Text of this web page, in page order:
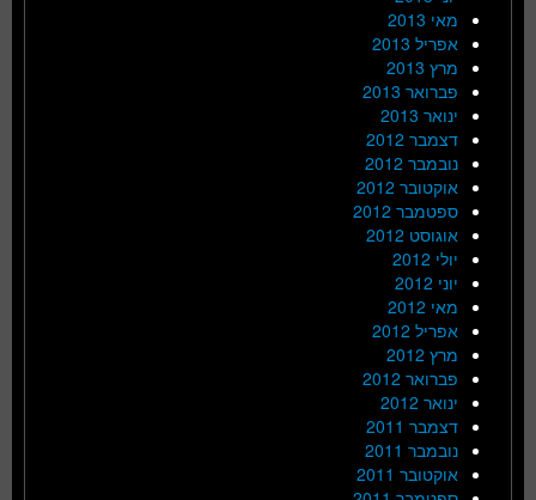
מאי 2013
אפריל 2013
מרץ 2013
פברואר 2013
ינואר 2013
דצמבר 2012
נובמבר 2012
אוקטובר 2012
ספטמבר 2012
אוגוסט 2012
יולי 2012
יוני 2012
מאי 2012
אפריל 2012
מרץ 2012
פברואר 2012
ינואר 2012
דצמבר 2011
נובמבר 2011
אוקטובר 2011